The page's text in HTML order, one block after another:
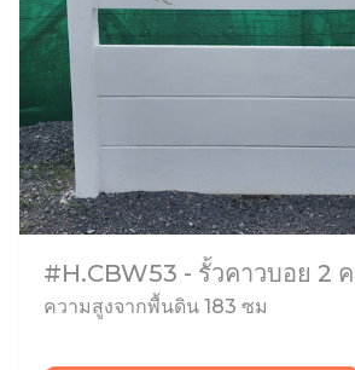
#H.CBW53 - รั้วคาวบอย 2
ความสูงจากพื้นดิน 183 ซม